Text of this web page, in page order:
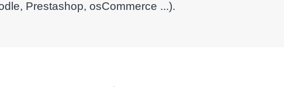
Prestashop, osCommerce ...).